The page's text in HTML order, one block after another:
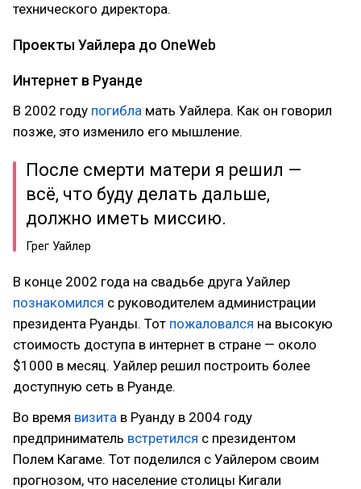
технического директора.
Проекты Уайлера до OneWeb
Интернет в Руанде
В 2002 году погибла мать Уайлера. Как он говорил
позже, это изменило его мышление.
После смерти матери я решил —
всё, что буду делать дальше,
должно иметь миссию.
Грег Уайлер
В конце 2002 года на свадьбе друга Уайлер
познакомился с руководителем администрации
президента Руанды. Тот пожаловался на высокую
стоимость доступа в интернет в стране — около
$1000 в месяц. Уайлер решил построить более
доступную сеть в Руанде.
Во время визита в Руанду в 2004 году
предприниматель встретился с президентом
Полем Кагаме. Тот поделился с Уайлером своим
прогнозом, что население столицы Кигали